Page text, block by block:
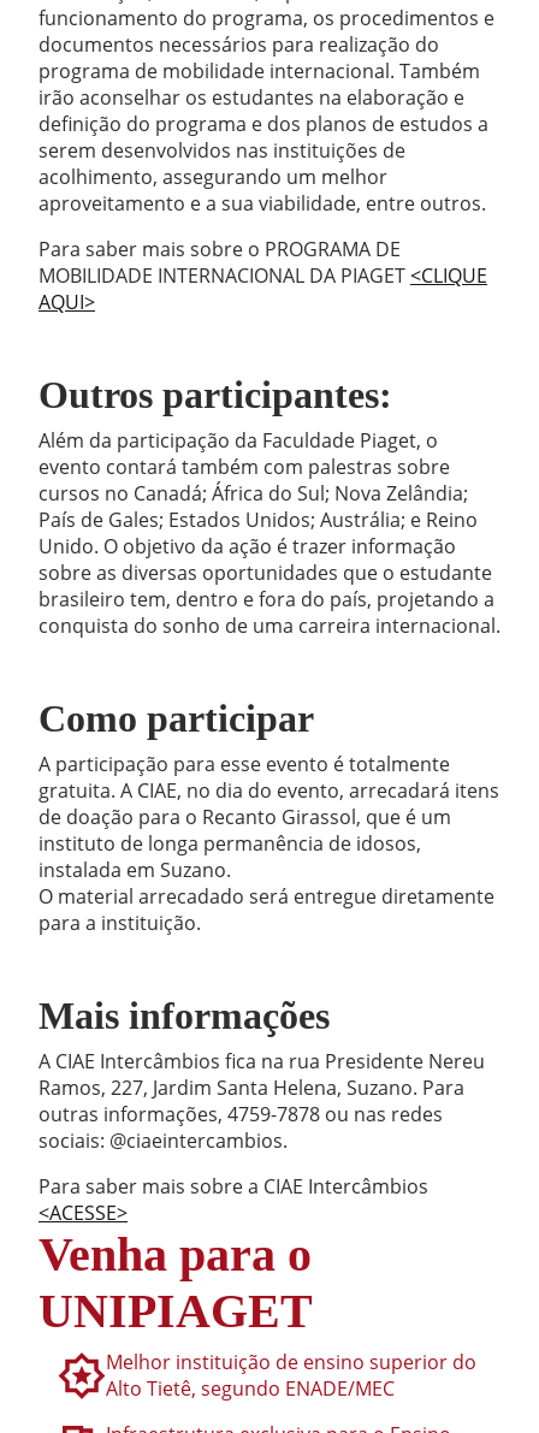
funcionamento do programa, os procedimentos e
documentos necessários para realização do
programa de mobilidade internacional. Também
irão aconselhar os estudantes na elaboração e
definição do programa e dos planos de estudos a
serem desenvolvidos nas instituições de
acolhimento, assegurando um melhor
aproveitamento e a sua viabilidade, entre outros.
Para saber mais sobre o PROGRAMA DE
MOBILIDADE INTERNACIONAL DA PIAGET<CLIQUE
AQUI>
Outros participantes:
Além da participação da Faculdade Piaget, o
evento contará também com palestras sobre
cursos no Canadá; África do Sul; Nova Zelândia;
País de Gales; Estados Unidos; Austrália; e Reino
Unido. O objetivo da ação é trazer informação
sobre as diversas oportunidades que o estudante
brasileiro tem, dentro e fora do país, projetando a
conquista do sonho de uma carreira internacional.
Como participar
A participação para esse evento é totalmente
gratuita. A CIAE, no dia do evento, arrecadará itens
de doação para o Recanto Girassol, que é um
instituto de longa permanência de idosos,
instalada em Suzano.
O material arrecadado será entregue diretamente
para a instituição.
Mais informações
A CIAE Intercâmbios fica na rua Presidente Nereu
Ramos, 227, Jardim Santa Helena, Suzano. Para
outras informações, 4759-7878 ou nas redes
sociais: @ciaeintercambios.
Para saber mais sobre a CIAE Intercâmbios
<ACESSE>
Venha para o
UNIPIAGET
Melhor instituição de ensino superior do
Alto Tietê, segundo ENADE/MEC